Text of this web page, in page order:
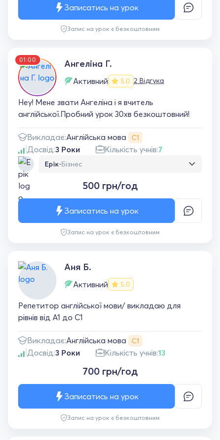
Запис на урок є безкоштовним
Записатись на урок
01:00 Ангеліна Г.
Активний 5.0 2 Відгука
Hey! Мене звати Ангеліна і я вчитель
англійської.Пробний урок 30хв безкоштовний!
Викладає:Англійська мова С1
Досвід:3 Роки Кількість учнів:7
Ерік•Бізнес
дуже гарний викладач , який підбирає
кольорами , 10/10 фанат
500 грн/год
Запис на урок є безкоштовним
Записатись на урок
Аня Б.
Активний 5.0
Репетитор англійської мови/ викладаю для
рівнів від А1 до С1
Викладає:Англійська мова С1
Досвід:3 Роки Кількість учнів:13
700 грн/год
Запис на урок є безкоштовним
Записатись на урок